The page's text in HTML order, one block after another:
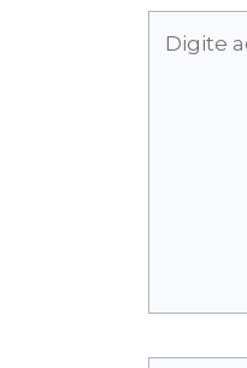
aqui...